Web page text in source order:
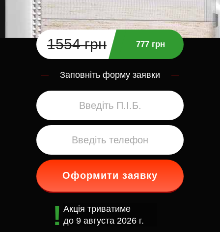
1554 грн 777 грн
Заповніть форму заявки
Оформити заявку
Акція триватиме
до 9 августа 2026 г.